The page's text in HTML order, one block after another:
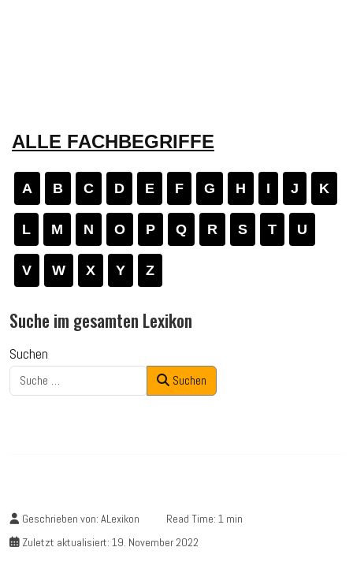
ALLE FACHBEGRIFFE
A B C D E F G H I J K
L M N O P Q R S T U
V W X Y Z
Suche im gesamten Lexikon
Suchen
Suchen
Geschrieben von: ALexikon
Read Time: 1 min
Zuletzt aktualisiert: 19. November 2022